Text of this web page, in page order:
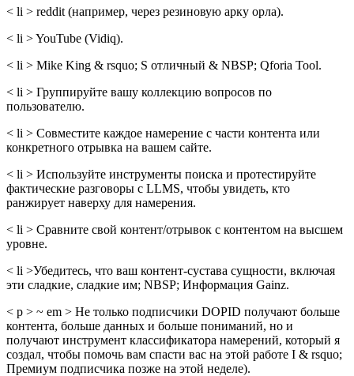
< li > reddit (например, через резиновую арку орла).
< li > YouTube (Vidiq).
< li > Mike King & rsquo; S отличный & NBSP; Qforia Tool.
< li > Группируйте вашу коллекцию вопросов по
пользователю.
< li > Совместите каждое намерение с части контента или
конкретного отрывка на вашем сайте.
< li > Используйте инструменты поиска и протестируйте
фактические разговоры с LLMS, чтобы увидеть, кто
ранжирует наверху для намерения.
< li > Сравните свой контент/отрывок с контентом на высшем
уровне.
< li >Убедитесь, что ваш контент-сустава сущности, включая
эти сладкие, сладкие им; NBSP; Информация Gainz.
< p > ~ em > Не только подписчики DOPID получают больше
контента, больше данных и больше пониманий, но и
получают инструмент классификатора намерений, который я
создал, чтобы помочь вам спасти вас на этой работе I & rsquo;
Премиум подписчика позже на этой неделе).